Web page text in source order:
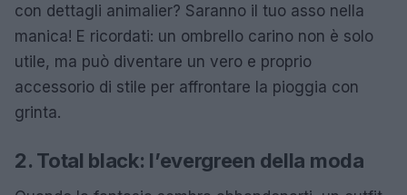
con dettagli animalier? Saranno il tuo asso nella
manica! E ricordati: un ombrello carino non è solo
utile, ma può diventare un vero e proprio
accessorio di stile per affrontare la pioggia con
grinta.
2. Total black: l’evergreen della moda